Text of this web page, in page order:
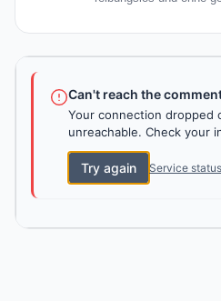
Can't reach the
Your connection dropped
unreachable. Check your
Try again Service status